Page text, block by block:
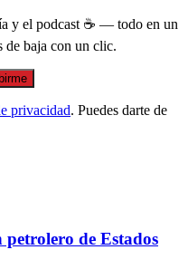
y el podcast ☕ — todo en un
de baja con un clic.
privacidad. Puedes darte de
de Estados